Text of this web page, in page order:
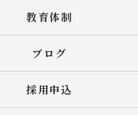
教育体制
ブログ
採用申込